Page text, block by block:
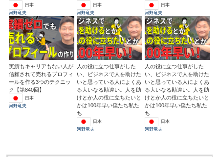
日本
河野竜夫
日本
河野竜夫
日本
河野竜夫
実績もキャリアもない人が
信頼されて売れるプロフィ
ールを作る3つのテクニッ
ク【第840回】
日本
河野竜夫
人の役に立つ仕事がした
い、ビジネスで人を助けた
いと思っている人によくあ
る大いなる勘違い。人を助
けとか人の役に立ちたいと
かは100年早い僕たち私た
ち
日本
河野竜夫
人の役に立つ仕事がした
い、ビジネスで人を助けた
いと思っている人によくあ
る大いなる勘違い。人を助
けとか人の役に立ちたいと
かは100年早い僕たち私た
ち
日本
河野竜夫